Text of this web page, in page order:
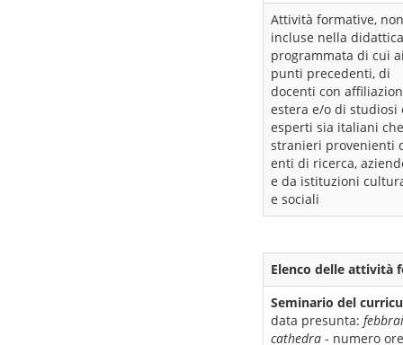
Attività formative, non
incluse nella didattica
programmata di cui
punti precedenti, di
docenti con
estera e/o di studiosi
esperti sia italiani che
stranieri provenienti
enti di ricerca,
e da istituzioni
e sociali
Elenco delle attività
Seminario del
data presunta:
cathedra - numero